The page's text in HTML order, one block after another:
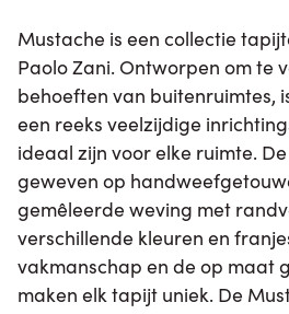
Mustache is een collectie
Paolo Zani. Ontworpen om te
behoeften van buitenruimtes,
een reeks veelzijdige
ideaal zijn voor elke ruimte.
geweven op
gemêleerde weving met
verschillende kleuren en
vakmanschap en de op maat
maken elk tapijt uniek. De